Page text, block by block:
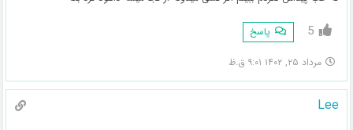
5 پاسخ
مرداد ۲۵, ۱۴۰۲ ۹:۰۱ ق.ظ
Lee